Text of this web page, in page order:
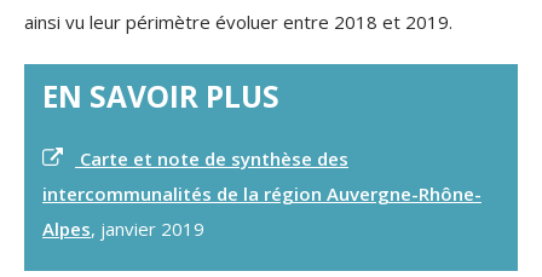
ainsi vu leur périmètre évoluer entre 2018 et 2019.
EN SAVOIR PLUS
Carte et note de synthèse des
intercommunalités de la région Auvergne-Rhône-
Alpes, janvier 2019